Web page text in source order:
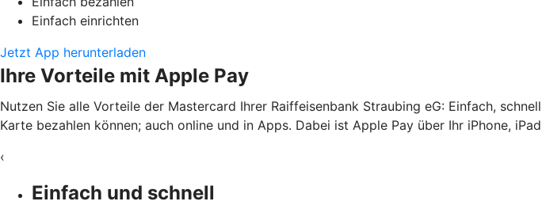
Einfach einrichten
Jetzt App herunterladen
Ihre Vorteile mit Apple Pay
Nutzen Sie alle Vorteile der Mastercard Ihrer Raiffeisenbank Straubing eG: Einfach,
Karte bezahlen können; auch online und in Apps. Dabei ist Apple Pay über Ihr iPhone,
‹
Einfach und schnell